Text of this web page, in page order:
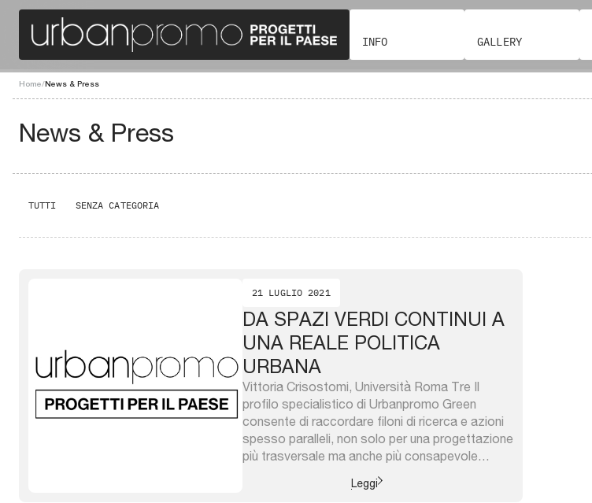
INFO GALLERY
Home/News & Press
News & Press
TUTTI SENZA CATEGORIA
21 LUGLIO 2021
DA SPAZI VERDI CONTINUI A
UNA REALE POLITICA
URBANA
Vittoria Crisostomi, Università Roma Tre Il
profilo specialistico di Urbanpromo Green
consente di raccordare filoni di ricerca e azioni
spesso paralleli, non solo per una progettazione
più trasversale ma anche più consapevole
dell’intero percorso fino all’attuazione e alla
manutenzione. Green nelle città non significa
Leggi